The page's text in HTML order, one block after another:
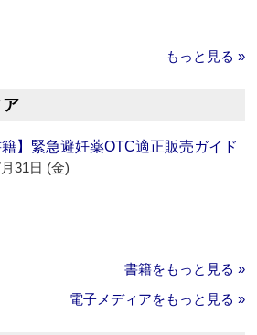
もっと見る »
籍】緊急避妊薬OTC適正販売ガイド
31日 (金)
書籍をもっと見る »
電子メディアをもっと見る »